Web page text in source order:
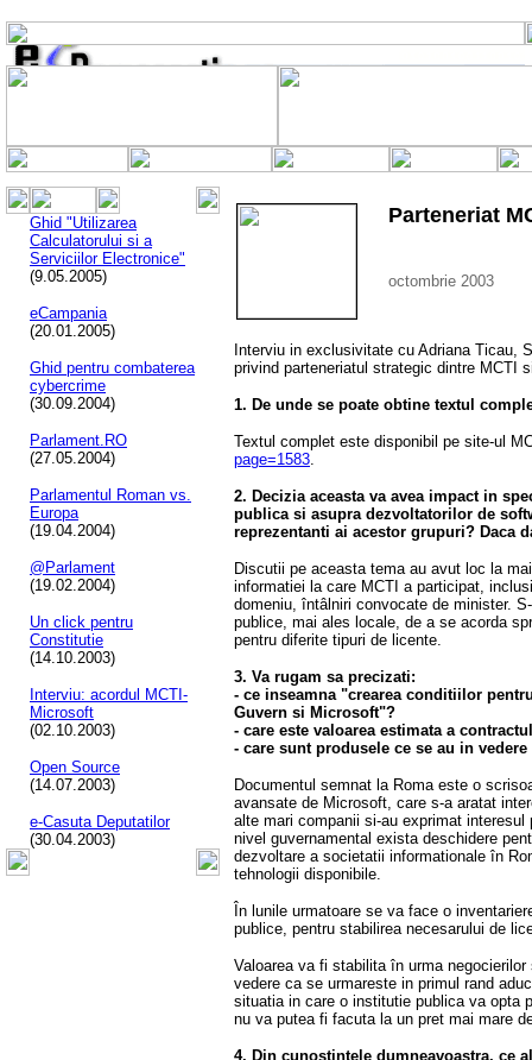
Ghid "Utilizarea
Calculatorului si a
Serviciilor Electronice"
(9.05.2005)
eCampania
(20.01.2005)
Ghid pentru combaterea
cybercrime
(30.09.2004)
Parlament.RO
(27.05.2004)
Parlamentul Roman vs.
Europa
(19.04.2004)
@Parlament
(19.02.2004)
Un click pentru
Constitutie
(14.10.2003)
Interviu: acordul MCTI-
Microsoft
(02.10.2003)
Open Source
(14.07.2003)
e-Casuta Deputatilor
(30.04.2003)
Parteneriat
octombrie 2003
Interviu in exclusivitate cu Adriana Ticau,
privind parteneriatul strategic dintre MCTI
1. De unde se poate obtine textul
Textul complet este disponibil pe site-ul
page=1583.
2. Decizia aceasta va avea impact in
publica si asupra dezvoltatorilor de
reprezentanti ai acestor grupuri? Daca
Discutii pe aceasta tema au avut loc la
informatiei la care MCTI a participat,
domeniu, întâlniri convocate de minister.
publice, mai ales locale, de a se acorda
pentru diferite tipuri de licente.
3. Va rugam sa precizati:
- ce inseamna "crearea conditiilor
Guvern si Microsoft"?
- care este valoarea estimata a
- care sunt produsele ce se au in
Documentul semnat la Roma este o
avansate de Microsoft, care s-a aratat
alte mari companii si-au exprimat
nivel guvernamental exista deschidere
dezvoltare a societatii informationale în
tehnologii disponibile.
În lunile urmatoare se va face o
publice, pentru stabilirea necesarului de
Valoarea va fi stabilita în urma
vedere ca se urmareste in primul rand
situatia in care o institutie publica va opta
nu va putea fi facuta la un pret mai mare
4. Din cunostintele dumneavoastra, ce